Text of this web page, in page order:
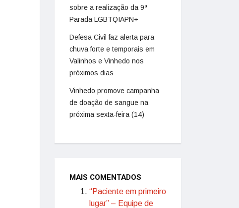
sobre a realização da 9ª
Parada LGBTQIAPN+
Defesa Civil faz alerta para
chuva forte e temporais em
Valinhos e Vinhedo nos
próximos dias
Vinhedo promove campanha
de doação de sangue na
próxima sexta-feira (14)
MAIS COMENTADOS
“Paciente em primeiro
lugar” – Equipe de